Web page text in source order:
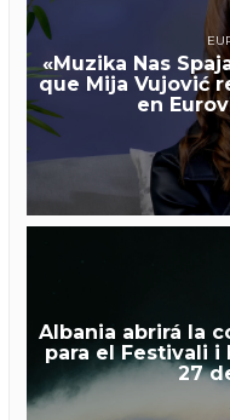
«Muzika Nas
que Mija Vujović
en
Albania abrirá la
para el Festivali i
27